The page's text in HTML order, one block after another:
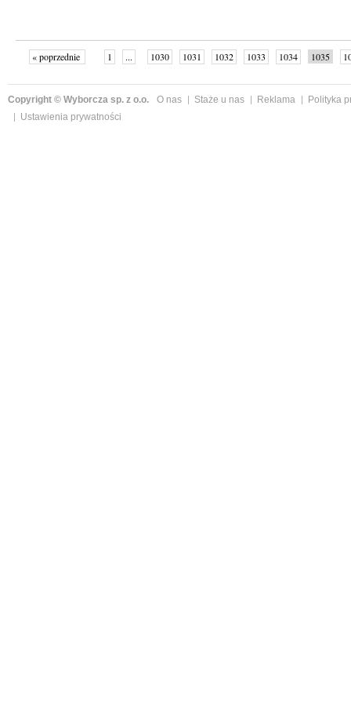
« poprzednie 1 ... 1030 1031 1032 1033 1034 1035
Copyright © Wyborcza sp. z o.o. O nas Staże u nas Reklama
Polityka
Ustawienia prywatności